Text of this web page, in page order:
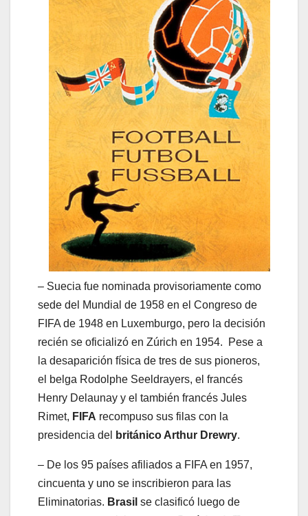
– Suecia fue nominada provisoriamente como
sede del Mundial de 1958 en el Congreso de
FIFA de 1948 en Luxemburgo, pero la decisión
recién se oficializó en Zúrich en 1954. Pese a
la desaparición física de tres de sus pioneros,
el belga Rodolphe Seeldrayers, el francés
Henry Delaunay y el también francés Jules
Rimet, FIFA recompuso sus filas con la
presidencia del
británico Arthur Drewry.
– De los 95 países afiliados a FIFA en 1957,
cincuenta y uno se inscribieron para las
Eliminatorias. Brasil se clasificó luego de